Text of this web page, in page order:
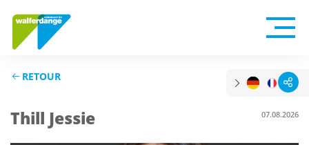
RETOUR
Thill Jessie 07.08.2026